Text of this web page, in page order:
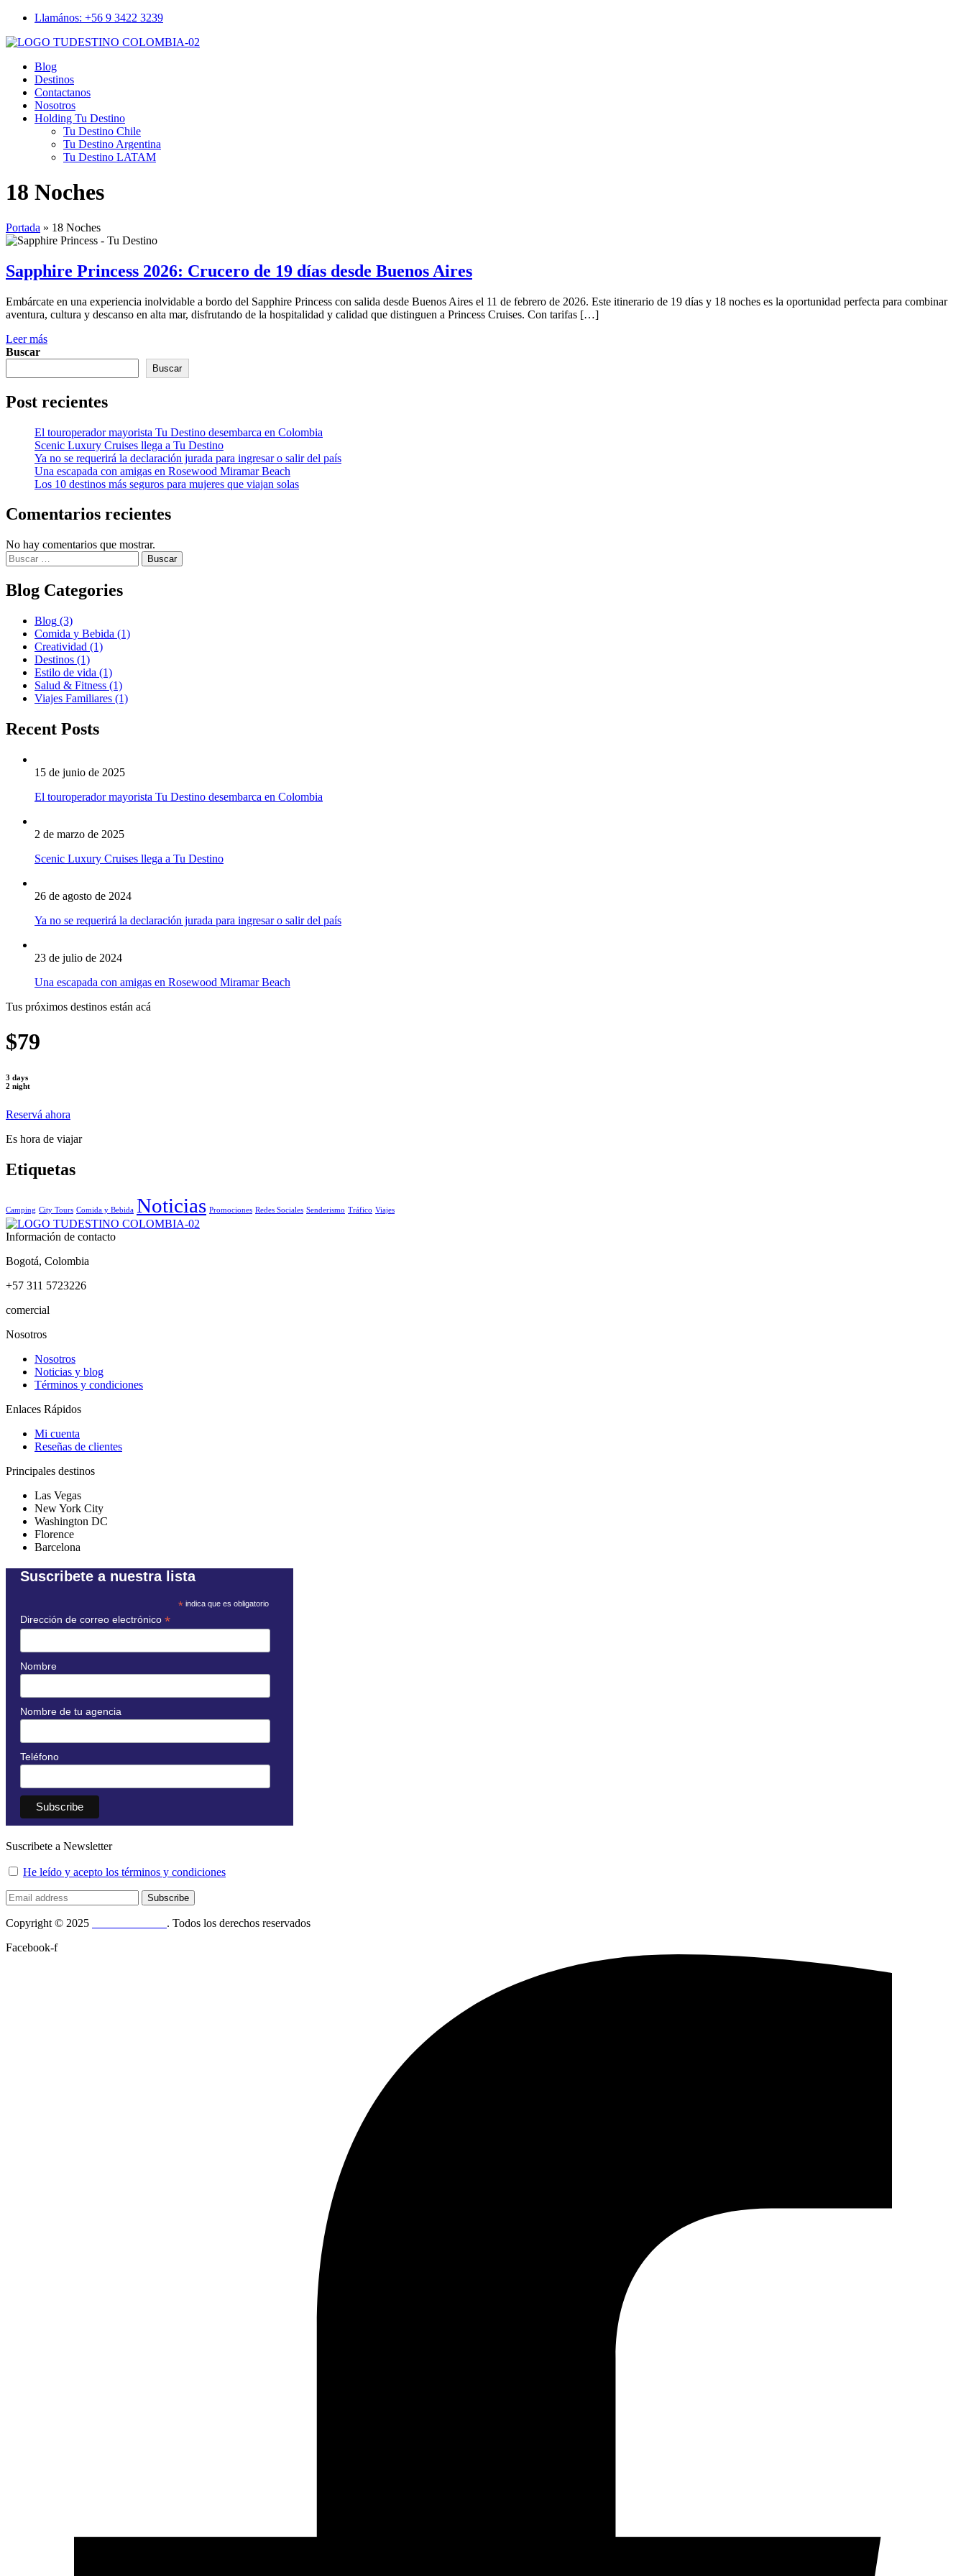
Llamános: +56 9 3422 3239
Blog
Destinos
Contactanos
Nosotros
Holding Tu Destino
Tu Destino Chile
Tu Destino Argentina
Tu Destino LATAM
18 Noches
Portada » 18 Noches
Sapphire Princess 2026: Crucero de 19 días desde Buenos Aires
Embárcate en una experiencia inolvidable a bordo del Sapphire Princess con salida desde Buenos Aires el 11 de febrero de 2026. Este itinerario de 19 días y 18 noches es la oportunidad perfecta para combinar
aventura, cultura y descanso en alta mar, disfrutando de la hospitalidad y calidad que distinguen a Princess Cruises. Con tarifas […]
Leer más
Buscar
Buscar
Post recientes
El touroperador mayorista Tu Destino desembarca en Colombia
Scenic Luxury Cruises llega a Tu Destino
Ya no se requerirá la declaración jurada para ingresar o salir del país
Una escapada con amigas en Rosewood Miramar Beach
Los 10 destinos más seguros para mujeres que viajan solas
Comentarios recientes
No hay comentarios que mostrar.
Buscar:
Blog Categories
Blog (3)
Comida y Bebida (1)
Creatividad (1)
Destinos (1)
Estilo de vida (1)
Salud & Fitness (1)
Viajes Familiares (1)
Recent Posts
15 de junio de 2025
El touroperador mayorista Tu Destino desembarca en Colombia
2 de marzo de 2025
Scenic Luxury Cruises llega a Tu Destino
26 de agosto de 2024
Ya no se requerirá la declaración jurada para ingresar o salir del país
23 de julio de 2024
Una escapada con amigas en Rosewood Miramar Beach
Tus próximos destinos están acá
$79
3 days
2 night
Reservá ahora
Es hora de viajar
Etiquetas
Camping City Tours Comida y Bebida Noticias Promociones Redes Sociales Senderismo Tráfico Viajes
Información de contacto
Bogotá, Colombia
+57 311 5723226
comercial
Nosotros
Nosotros
Noticias y blog
Términos y condiciones
Enlaces Rápidos
Mi cuenta
Reseñas de clientes
Principales destinos
Las Vegas
New York City
Washington DC
Florence
Barcelona
Suscribete a nuestra lista
*indica que es obligatorio
Dirección de correo electrónico *
Nombre
Nombre de tu agencia
Teléfono
Suscribete a Newsletter
He leído y acepto los términos y condiciones
Subscribe
Copyright © 2025
. Todos los derechos reservados
Facebook-f